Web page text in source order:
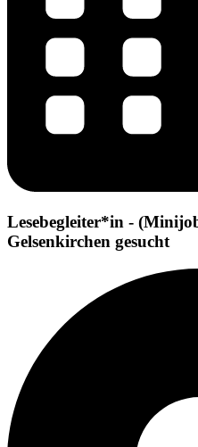
Lesebegleiter*in -
Gelsenkirchen gesucht